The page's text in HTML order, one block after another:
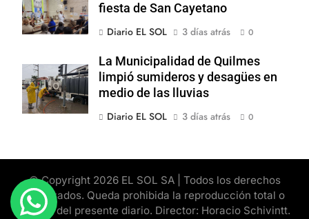
fiesta de San Cayetano
Diario EL SOL
3 días atrás 0
La Municipalidad de Quilmes
limpió sumideros y desagües en
medio de las lluvias
Diario EL SOL
3 días atrás 0
© Copyright 2026 EL SOL SA | Todos los derechos
reservados. Queda prohibida la reproducción total o
parcial del presente diario. Director: Horacio Schivintt.